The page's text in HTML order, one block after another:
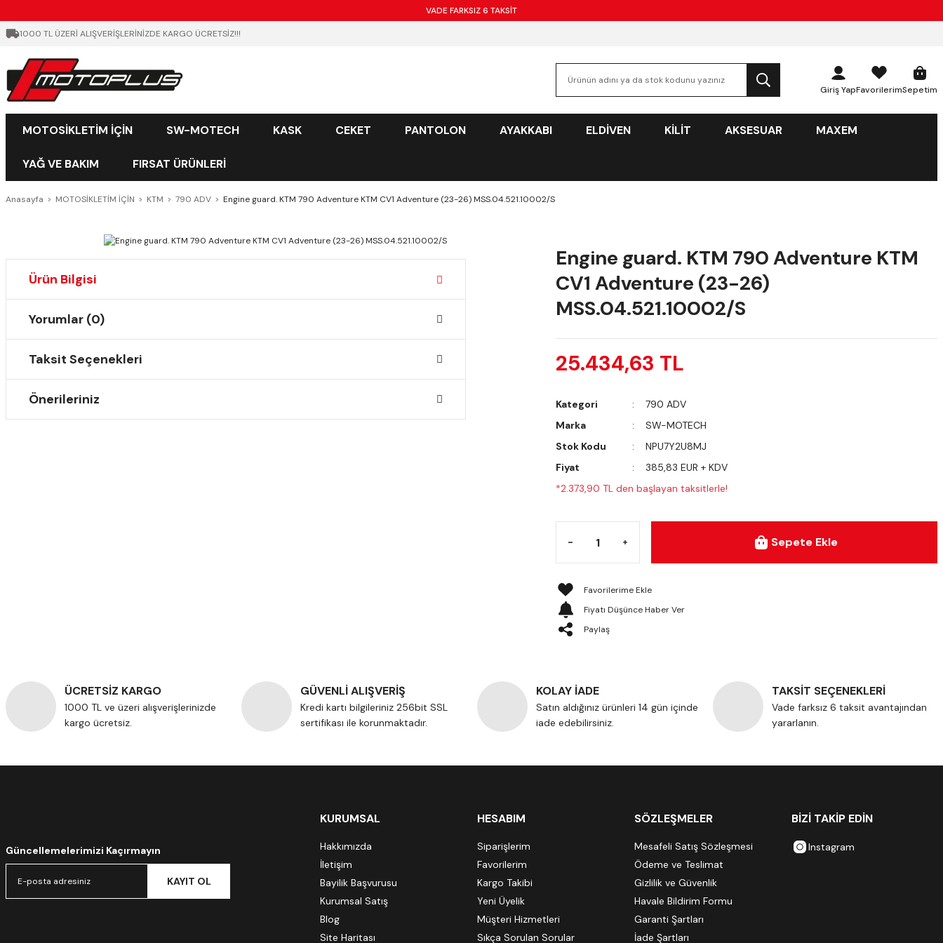
VADE FARKSIZ 6 TAKSİT
1000 TL ÜZERİ ALIŞVERİŞLERİNİZDE KARGO ÜCRETSİZ!!!
Giriş YapFavorilerimSepetim
MOTOSİKLETİM İÇİN SW-MOTECH KASK CEKET PANTOLON AYAKKABI ELDİVEN KİLİT AKSESUAR MAXEM
YAĞ VE BAKIM FIRSAT ÜRÜNLERİ
Anasayfa MOTOSİKLETİM İÇİN KTM 790 ADV Engine guard. KTM 790 Adventure KTM CV1 Adventure (23-26) MSS.04.521.10002/S
Ürün Bilgisi
Yorumlar (0)
Taksit Seçenekleri
Önerileriniz
Engine guard. KTM 790 Adventure KTM
CV1 Adventure (23-26)
MSS.04.521.10002/S
25.434,63 TL
Kategori
790 ADV
Marka
SW-MOTECH
Stok Kodu
NPU7Y2U8MJ
Fiyat
385,83 EUR + KDV
*2.373,90 TL den başlayan taksitlerle!
Sepete Ekle
Fiyatı Düşünce Haber Ver
Paylaş
ÜCRETSİZ KARGO
1000 TL ve üzeri alışverişlerinizde
kargo ücretsiz.
GÜVENLİ ALIŞVERİŞ
Kredi kartı bilgileriniz 256bit SSL
sertifikası ile korunmaktadır.
KOLAY İADE
Satın aldığınız ürünleri 14 gün içinde
iade edebilirsiniz.
TAKSİT SEÇENEKLERİ
Vade farksız 6 taksit avantajından
yararlanın.
Güncellemelerimizi Kaçırmayın
KAYIT OL
KURUMSAL
Hakkımızda
İletişim
Bayilik Başvurusu
Kurumsal Satış
Blog
Site Haritası
HESABIM
Siparişlerim
Favorilerim
Kargo Takibi
Yeni Üyelik
Müşteri Hizmetleri
Sıkça Sorulan Sorular
SÖZLEŞMELER
Mesafeli Satış Sözleşmesi
Ödeme ve Teslimat
Gizlilik ve Güvenlik
Havale Bildirim Formu
Garanti Şartları
İade Şartları
BİZİ TAKİP EDİN
Instagram